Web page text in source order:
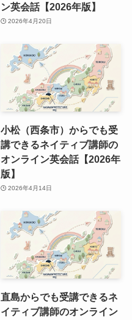
ン英会話【2026年版】
2026年4月20日
小松（西条市）からでも受
講できるネイティブ講師の
オンライン英会話【2026年
版】
2026年4月14日
直島からでも受講できるネ
イティブ講師のオンライン